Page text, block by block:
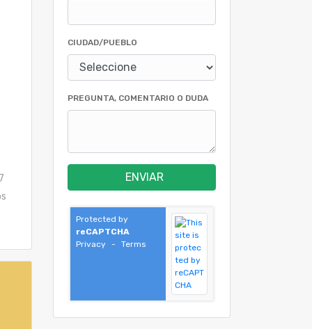
CIUDAD/PUEBLO
PREGUNTA, COMENTARIO O DUDA
ENVIAR
Protected by
reCAPTCHA
Privacy
- Terms